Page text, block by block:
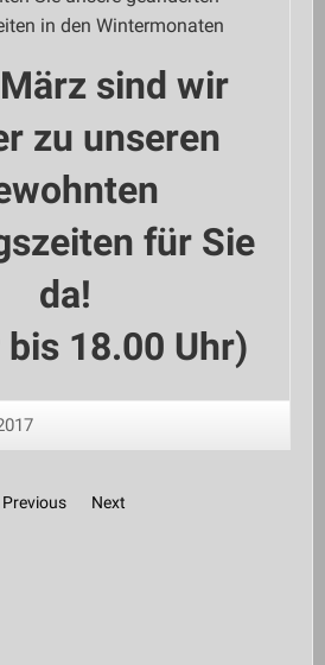
in den Wintermonaten
sind wir
zu unseren
für Sie
da!
18.00 Uhr)
Previous Next